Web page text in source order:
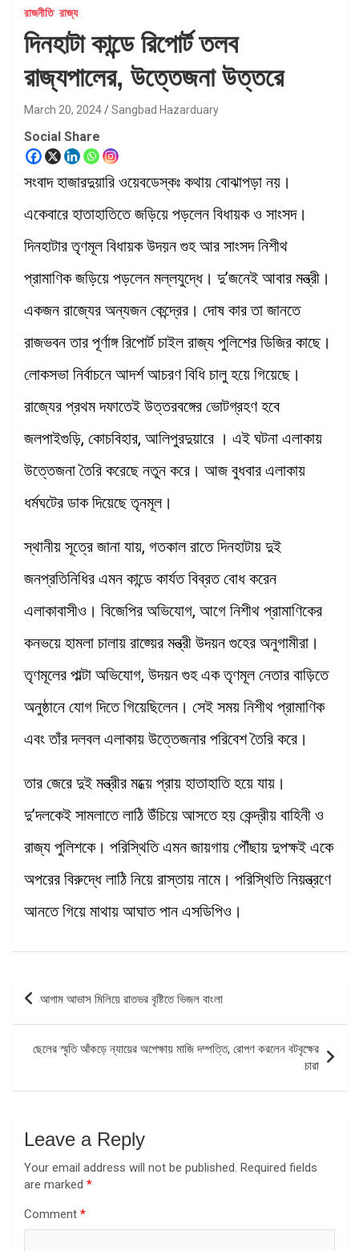
রাজনীতি রাজ্য
দিনহাটা কান্ডে রিপোর্ট তলব
রাজ্যপালের, উত্তেজনা উত্তরে
March 20, 2024 Sangbad Hazarduary
Social Share
সংবাদ হাজারদুয়ারি ওয়েবডেস্কঃ কথায় বোঝাপড়া নয়।
একেবারে হাতাহাতিতে জড়িয়ে পড়লেন বিধায়ক ও সাংসদ।
দিনহাটার তৃণমূল বিধায়ক উদয়ন গুহ আর সাংসদ নিশীথ
প্রামাণিক জড়িয়ে পড়লেন মল্লযুদ্ধে। দু’জনেই আবার মন্ত্রী।
একজন রাজ্যের অন্যজন কেন্দ্রের। দোষ কার তা জানতে
রাজভবন তার পূর্ণাঙ্গ রিপোর্ট চাইল রাজ্য পুলিশের ডিজির কাছে।
লোকসভা নির্বাচনে আদর্শ আচরণ বিধি চালু হয়ে গিয়েছে।
রাজ্যের প্রথম দফাতেই উত্তরবঙ্গের ভোটগ্রহণ হবে
জলপাইগুড়ি, কোচবিহার, আলিপুরদুয়ারে । এই ঘটনা এলাকায়
উত্তেজনা তৈরি করেছে নতুন করে। আজ বুধবার এলাকায়
ধর্মঘটের ডাক দিয়েছে তৃনমূল।
স্থানীয় সূত্রে জানা যায়, গতকাল রাতে দিনহাটায় দুই
জনপ্রতিনিধির এমন কান্ডে কার্যত বিব্রত বোধ করেন
এলাকাবাসীও। বিজেপির অভিযোগ, আগে নিশীথ প্রামাণিকের
কনভয়ে হামলা চালায় রাজ্য়ের মন্ত্রী উদয়ন গুহের অনুগামীরা।
তৃণমূলের পাল্টা অভিযোগ, উদয়ন গুহ এক তৃণমূল নেতার বাড়িতে
অনুষ্ঠানে যোগ দিতে গিয়েছিলেন। সেই সময় নিশীথ প্রামাণিক
এবং তাঁর দলবল এলাকায় উত্তেজনার পরিবেশ তৈরি করে।
তার জেরে দুই মন্ত্রীর মধ্য়ে প্রায় হাতাহাতি হয়ে যায়।
দু’দলকেই সামলাতে লাঠি উঁচিয়ে আসতে হয় কেন্দ্রীয় বাহিনী ও
রাজ্য পুলিশকে। পরিস্থিতি এমন জায়গায় পৌঁছায় দুপক্ষই একে
অপরের বিরুদ্ধে লাঠি নিয়ে রাস্তায় নামে। পরিস্থিতি নিয়ন্ত্রণে
আনতে গিয়ে মাথায় আঘাত পান এসডিপিও।
Post
আগাম আভাস মিলিয়ে রাতভর বৃষ্টিতে ভিজল বাংলা
ছেলের স্মৃতি আঁকড়ে ন্যায়ের অপেক্ষায় মাজি দম্পত্তি, রোপণ করলেন বটবৃক্ষের
চারা
Leave a Reply
Your email address will not be published. Required fields
are marked *
Comment *